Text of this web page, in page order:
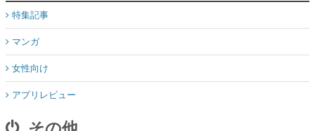
特集記事
マンガ
女性向け
アプリレビュー